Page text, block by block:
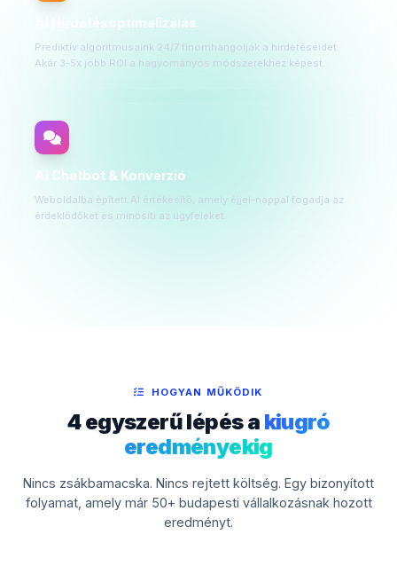
AI Hirdetésoptimalizálás
Prediktív algoritmusaink 24/7 finomhangolják a hirdetéseidet.
Akár 3-5x jobb ROI a hagyományos módszerekhez képest.
AI Chatbot & Konverzió
Weboldalba épített AI értékesítő, amely éjjel-nappal fogadja az
érdeklődőket és minősíti az ügyfeleket.
HOGYAN MŰKÖDIK
4 egyszerű lépés a kiugró
eredményekig
Nincs zsákbamacska. Nincs rejtett költség. Egy bizonyított
folyamat, amely már 50+ budapesti vállalkozásnak hozott
eredményt.